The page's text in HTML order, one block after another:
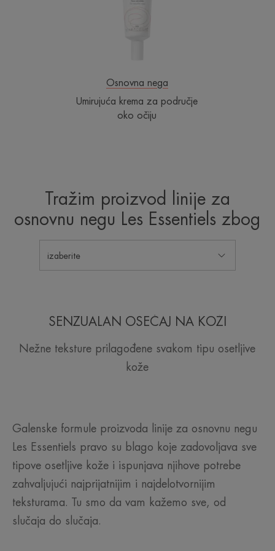
Osnovna nega
Umirujuća krema za područje
oko očiju
Tražim proizvod linije za
osnovnu negu Les Essentiels zbog
izaberite
SENZUALAN OSEĆAJ NA KOŽI
Nežne teksture prilagođene svakom tipu osetljive
kože
Galenske formule proizvoda linije za osnovnu negu
Les Essentiels pravo su blago koje zadovoljava sve
tipove osetljive kože i ispunjava njihove potrebe
zahvaljujući najprijatnijim i najdelotvornijim
teksturama. Tu smo da vam kažemo sve, od
slučaja do slučaja.